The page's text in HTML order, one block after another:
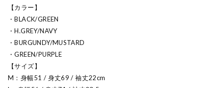
【カラー】
・BLACK/GREEN
・H.GREY/NAVY
・BURGUNDY/MUSTARD
・GREEN/PURPLE
【サイズ】
M：身幅51 / 身丈69 / 袖丈22cm